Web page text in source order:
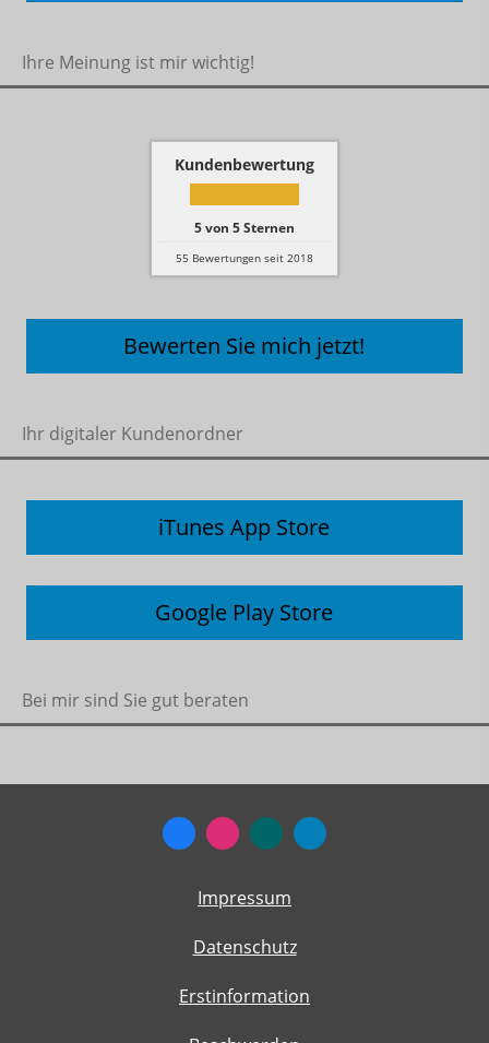
Ihre Meinung ist mir wichtig!
Kundenbewertung
5von 5Sternen
55 Bewertungen seit 2018
Bewerten Sie mich jetzt!
Ihr digitaler Kundenordner
iTunes App Store
Google Play Store
Bei mir sind Sie gut beraten
Impressum
Datenschutz
Erstinformation